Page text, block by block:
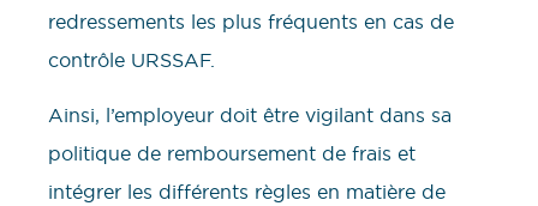
redressements les plus fréquents en cas de
contrôle URSSAF.
Ainsi, l’employeur doit être vigilant dans sa
politique de remboursement de frais et
intégrer les différents règles en matière de